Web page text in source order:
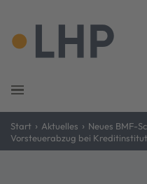
Start › Aktuelles › Neues BMF-
Vorsteuerabzug bei